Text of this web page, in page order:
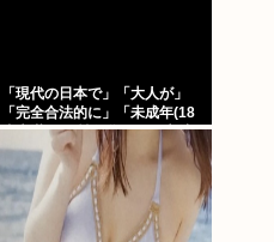
「現代の日本で」「大人が」
「完全合法的に」「未成年(18
歳未満)」と性行為をする方法
ってあるの？